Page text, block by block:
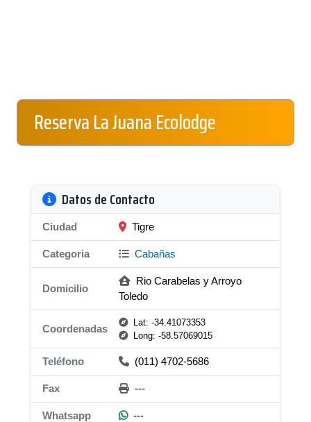
Reserva La Juana Ecolodge
Datos de Contacto
Ciudad Tigre
Categoria Cabañas
Domicilio
Rio Carabelas y Arroyo
Toledo
Coordenadas
Lat: -34.41073353
Long: -58.57069015
Teléfono (011) 4702-5686
Fax ---
Whatsapp ---